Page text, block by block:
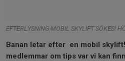
EFTERLYSNING MOBIL SKYLIFT SÖKES!
Banan letar efter en mobil
medlemmar om tips var vi kan